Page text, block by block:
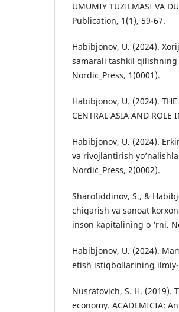
UMUMIY TUZILMASI VA
Publication, 1(1), 59-67.
Habibjonov, U. (2024).
samarali tashkil qilishning
Nordic_Press, 1(0001).
Habibjonov, U. (2024).
CENTRAL ASIA AND
Habibjonov, U. (2024).
va rivojlantirish
Nordic_Press, 2(0002).
Sharofiddinov, S., &
chiqarish va sanoat
inson kapitalining o ‘rni.
Habibjonov, U. (2024).
etish istiqbollarining ilmiy-
Nusratovich, S. H.
economy. ACADEMICIA: